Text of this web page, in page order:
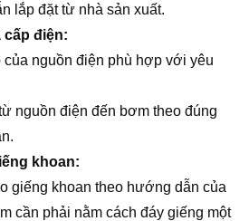
lắp đặt từ nhà sản xuất.
cấp điện:
nguồn điện phù hợp với yêu
nguồn điện đến bơm theo đúng
khoan:
giếng khoan theo hướng dẫn của
cần phải nằm cách đáy giếng một